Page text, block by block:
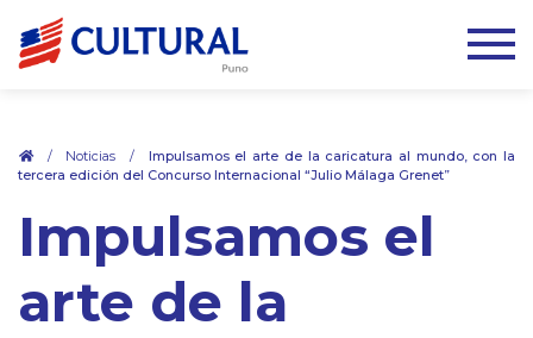
. / Noticias /
Impulsamos el arte de la caricatura al mundo, con la
tercera edición del Concurso Internacional “Julio Málaga Grenet”
Impulsamos el
arte de la